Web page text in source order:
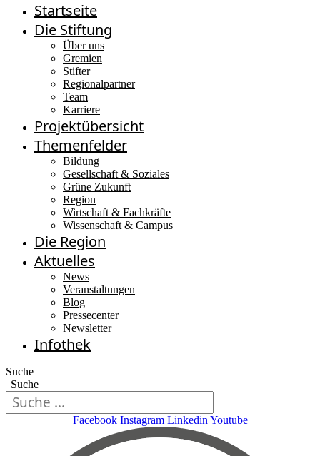
Startseite
Die Stiftung
Über uns
Gremien
Stifter
Regionalpartner
Team
Karriere
Projektübersicht
Themenfelder
Bildung
Gesellschaft & Soziales
Grüne Zukunft
Region
Wirtschaft & Fachkräfte
Wissenschaft & Campus
Die Region
Aktuelles
News
Veranstaltungen
Blog
Pressecenter
Newsletter
Infothek
Suche
Suche
Facebook Instagram Linkedin Youtube